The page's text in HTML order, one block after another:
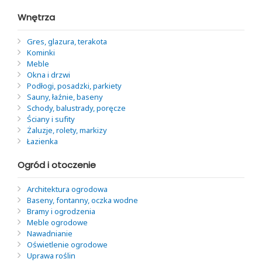
Wnętrza
Gres, glazura, terakota
Kominki
Meble
Okna i drzwi
Podłogi, posadzki, parkiety
Sauny, łaźnie, baseny
Schody, balustrady, poręcze
Ściany i sufity
Żaluzje, rolety, markizy
Łazienka
Ogród i otoczenie
Architektura ogrodowa
Baseny, fontanny, oczka wodne
Bramy i ogrodzenia
Meble ogrodowe
Nawadnianie
Oświetlenie ogrodowe
Uprawa roślin